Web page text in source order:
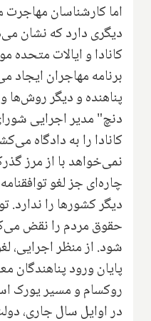
اما کارشناسان
دیگری دارد که نشان
کانادا و ایالات متحده
برنامه مهاجران ایجاد
پناهنده و دیگر
دنچ" مدیر اجرایی
کانادا را به دادگاه
نمی‌خواهد با از مرز
چاره‌ای جز لغو
دیگر کشورها را ندارد.
حقوق مردم را نقض
شود. از منظر اجرایی،
پایان ورود پناهندگان
روکسام و مسیر یورک